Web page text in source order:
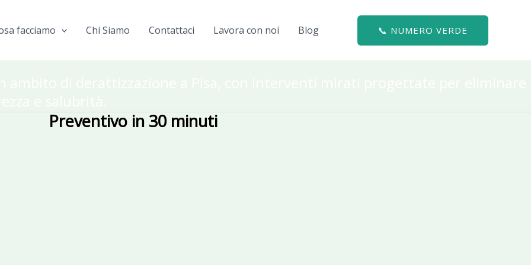
facciamo Chi Siamo Contattaci Lavora con noi Blog 📞 NUMERO VERDE
Preventivo in 30 minuti